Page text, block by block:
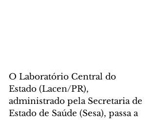
O Laboratório Central do
Estado (Lacen/PR),
administrado pela Secretaria de
Estado de Saúde (Sesa), passa a